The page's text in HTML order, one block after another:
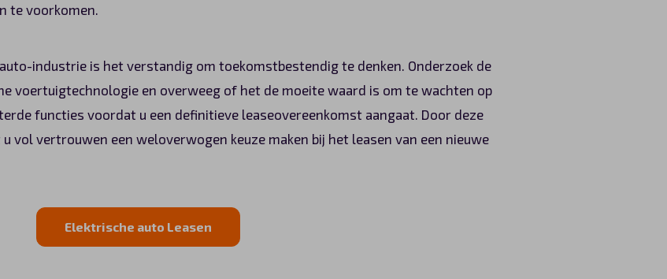
te voorkomen.
industrie is het verstandig om toekomstbestendig te denken. Onderzoek de
voertuigtechnologie en overweeg of het de moeite waard is om te wachten op
functies voordat u een definitieve leaseovereenkomst aangaat. Door deze
vol vertrouwen een weloverwogen keuze maken bij het leasen van een nieuwe
Elektrische auto Leasen